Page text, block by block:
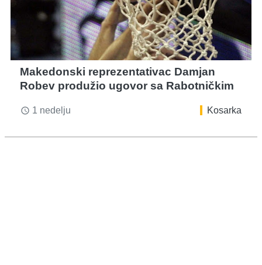
Makedonski reprezentativac Damjan
Robev produžio ugovor sa Rabotničkim
access_time 1 nedelju Kosarka